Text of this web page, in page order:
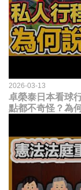
2026-03-13
卓榮泰日本看球
點都不奇怪？為